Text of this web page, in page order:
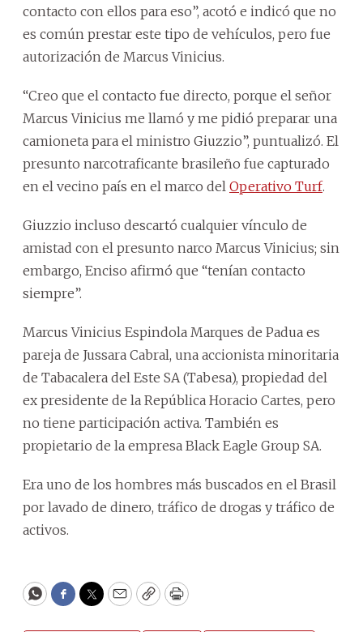
contacto con ellos para eso”, acotó e indicó que no
es común prestar este tipo de vehículos, pero fue
autorización de Marcus Vinicius.
“Creo que el contacto fue directo, porque el señor
Marcus Vinicius me llamó y me pidió preparar una
camioneta para el ministro Giuzzio”, puntualizó. El
presunto narcotraficante brasileño fue capturado
en el vecino país en el marco del Operativo Turf.
Giuzzio incluso descartó cualquier vínculo de
amistad con el presunto narco Marcus Vinicius; sin
embargo, Enciso afirmó que “tenían contacto
siempre”.
Marcus Vinicius Espindola Marques de Padua es
pareja de Jussara Cabral, una accionista minoritaria
de Tabacalera del Este SA (Tabesa), propiedad del
ex presidente de la República Horacio Cartes, pero
no tiene participación activa. También es
propietario de la empresa Black Eagle Group SA.
Era uno de los hombres más buscados en el Brasil
por lavado de dinero, tráfico de drogas y tráfico de
activos.
WhatsApp
Facebook
Twitter
EmailCopyPrint